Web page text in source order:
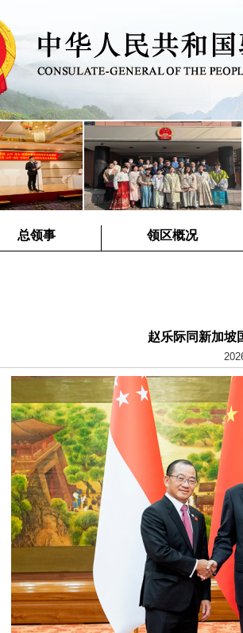
总领事 领区概况
赵乐际同新加坡